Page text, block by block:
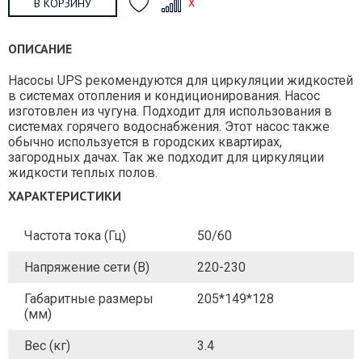
В КОРЗИНУ
ОПИСАНИЕ
Насосы UPS рекомендуются для циркуляции жидкостей
в системах отопления и кондиционирования. Насос
изготовлен из чугуна. Подходит для использования в
системах горячего водоснабжения. Этот насос также
обычно используется в городских квартирах,
загородных дачах. Так же подходит для циркуляции
жидкости теплых полов.
ХАРАКТЕРИСТИКИ
Частота тока (Гц) 50/60
Напряжение сети (В) 220-230
Габаритные размеры
(мм)
205*149*128
Вес (кг) 3.4